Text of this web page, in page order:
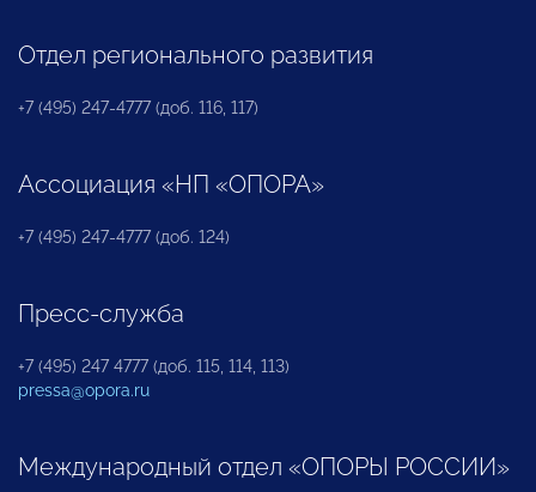
Отдел регионального развития
+7 (495) 247-4777 (доб. 116, 117)
Ассоциация «НП «ОПОРА»
+7 (495) 247-4777 (доб. 124)
Пресс-служба
+7 (495) 247 4777 (доб. 115, 114, 113)
pressa@opora.ru
Международный отдел «ОПОРЫ РОССИИ»